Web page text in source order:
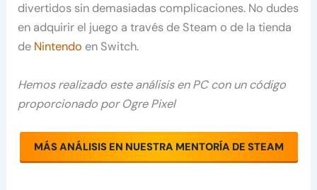
divertidos sin demasiadas complicaciones. No dudes
en adquirir el juego a través de Steam o de la tienda
de Nintendo en Switch.
Hemos realizado este análisis en PC con un código
proporcionado por Ogre Pixel
MÁS ANÁLISIS EN NUESTRA MENTORÍA DE STEAM